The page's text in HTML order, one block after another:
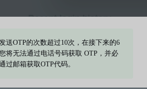
送OTP的次数超过10次，在接下来的6
将无法通过电话号码获取 OTP，并必
过邮箱获取OTP代码。